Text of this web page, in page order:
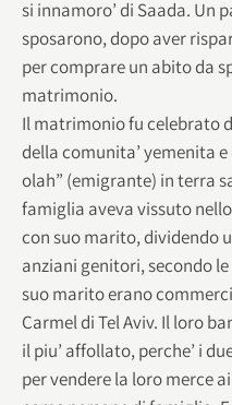
si innamoro’ di Saada. Un
sposarono, dopo aver
per comprare un abito da
matrimonio.
Il matrimonio fu celebrato
della comunita’ yemenita
olah” (emigrante) in terra
famiglia aveva vissuto
con suo marito, dividendo
anziani genitori, secondo
suo marito erano
Carmel di Tel Aviv. Il loro
il piu’ affollato, perche’ i
per vendere la loro merce